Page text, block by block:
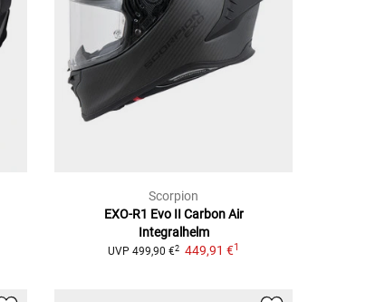
Scorpion
EXO-R1 Evo II Carbon Air
Integralhelm
UVP 499,90 €2 449,91 €1